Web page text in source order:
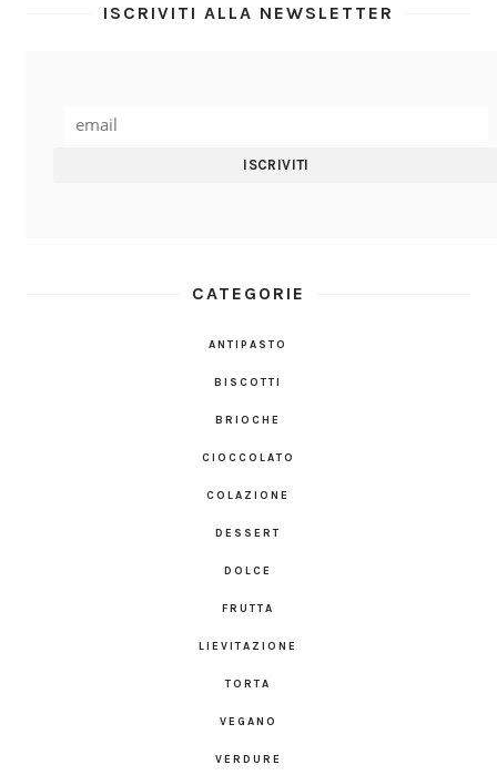
ISCRIVITI ALLA NEWSLETTER
CATEGORIE
ANTIPASTO
BISCOTTI
BRIOCHE
CIOCCOLATO
COLAZIONE
DESSERT
DOLCE
FRUTTA
LIEVITAZIONE
TORTA
VEGANO
VERDURE